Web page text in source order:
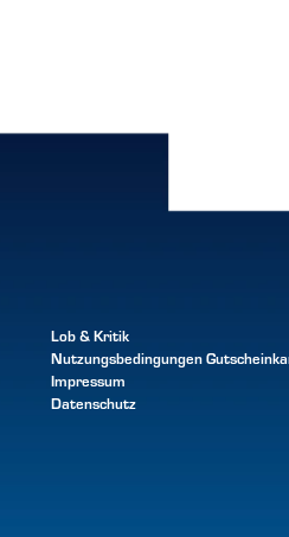
Lob & Kritik
Nutzungsbedingungen
Impressum
Datenschutz